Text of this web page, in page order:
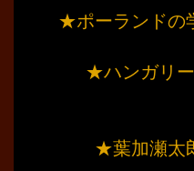
★ポーランドの
★ハンガリ
★葉加瀬太